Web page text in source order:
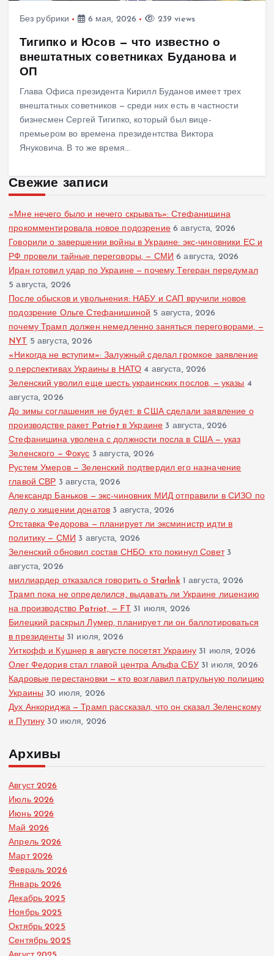
Без рубрики 6 мая, 2026 239 views
Тигипко и Юсов — что известно о
внештатных советниках Буданова и
ОП
Глава Офиса президента Кирилл Буданов имеет трех
внештатных советников — среди них есть в частности
бизнесмен Сергей Тигипко, который был вице-
премьером во времена президентства Виктора
Януковича. В то же время…
Свежие записи
«Мне нечего было и нечего скрывать»: Стефанишина
прокомментировала новое подозрение 6 августа, 2026
Говорили о завершении войны в Украине: экс-чиновники ЕС и
РФ провели тайные переговоры, — СМИ 6 августа, 2026
Иран готовил удар по Украине — почему Тегеран передумал
5 августа, 2026
После обысков и увольнения: НАБУ и САП вручили новое
подозрение Ольге Стефанишиной 5 августа, 2026
почему Трамп должен немедленно заняться переговорами, —
NYT 5 августа, 2026
«Никогда не вступим»: Залужный сделал громкое заявление
о перспективах Украины в НАТО 4 августа, 2026
Зеленский уволил еще шесть украинских послов, — указы 4
августа, 2026
До зимы соглашения не будет: в США сделали заявление о
производстве ракет Patriot в Украине 3 августа, 2026
Стефанишина уволена с должности посла в США — указ
Зеленского — Фокус 3 августа, 2026
Рустем Умеров — Зеленский подтвердил его назначение
главой СВР 3 августа, 2026
Александр Баньков — экс-чиновник МИД отправили в СИЗО по
делу о хищении донатов 3 августа, 2026
Отставка Федорова — планирует ли эксминистр идти в
политику — СМИ 3 августа, 2026
Зеленский обновил состав СНБО: кто покинул Совет 3
августа, 2026
миллиардер отказался говорить о Starlink 1 августа, 2026
Трамп пока не определился, выдавать ли Украине лицензию
на производство Patriot, — FT 31 июля, 2026
Билецкий раскрыл Лумер, планирует ли он баллотироваться
в президенты 31 июля, 2026
Уиткофф и Кушнер в августе посетят Украину 31 июля, 2026
Олег Федорив стал главой центра Альфа СБУ 31 июля, 2026
Кадровые перестановки — кто возглавил патрульную полицию
Украины 30 июля, 2026
Дух Анкориджа — Трамп рассказал, что он сказал Зеленскому
и Путину 30 июля, 2026
Архивы
Август 2026
Июль 2026
Июнь 2026
Май 2026
Апрель 2026
Март 2026
Февраль 2026
Январь 2026
Декабрь 2025
Ноябрь 2025
Октябрь 2025
Сентябрь 2025